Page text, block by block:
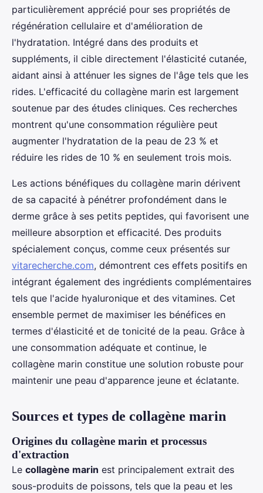
particulièrement apprécié pour ses propriétés de
régénération cellulaire et d'amélioration de
l'hydratation. Intégré dans des produits et
suppléments, il cible directement l'élasticité cutanée,
aidant ainsi à atténuer les signes de l'âge tels que les
rides. L'efficacité du collagène marin est largement
soutenue par des études cliniques. Ces recherches
montrent qu'une consommation régulière peut
augmenter l'hydratation de la peau de 23 % et
réduire les rides de 10 % en seulement trois mois.
Les actions bénéfiques du collagène marin dérivent
de sa capacité à pénétrer profondément dans le
derme grâce à ses petits peptides, qui favorisent une
meilleure absorption et efficacité. Des produits
spécialement conçus, comme ceux présentés sur
vitarecherche.com, démontrent ces effets positifs en
intégrant également des ingrédients complémentaires
tels que l'acide hyaluronique et des vitamines. Cet
ensemble permet de maximiser les bénéfices en
termes d'élasticité et de tonicité de la peau. Grâce à
une consommation adéquate et continue, le
collagène marin constitue une solution robuste pour
maintenir une peau d'apparence jeune et éclatante.
Sources et types de collagène marin
Origines du collagène marin et processus
d'extraction
Le collagène marin est principalement extrait des
sous-produits de poissons, tels que la peau et les